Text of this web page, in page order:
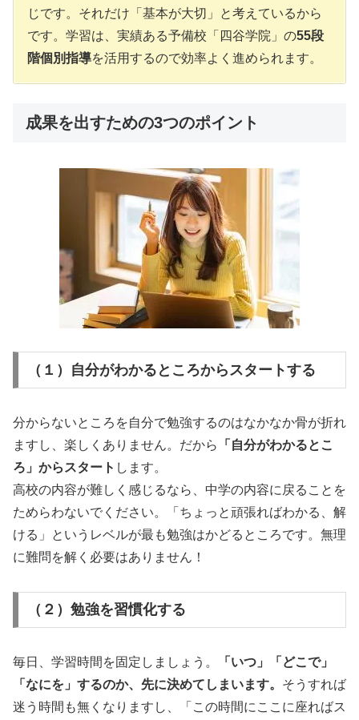
じです。それだけ「基本が大切」と考えているから
です。学習は、実績ある予備校「四谷学院」の55段
階個別指導を活用するので効率よく進められます。
成果を出すための3つのポイント
（１）自分がわかるところからスタートする
分からないところを自分で勉強するのはなかなか骨が折れ
ますし、楽しくありません。だから
「自分がわかるとこ
ろ」からスタート します。
高校の内容が難しく感じるなら、中学の内容に戻ることを
ためらわないでください。「ちょっと頑張ればわかる、解
ける」というレベルが最も勉強はかどるところです。無理
に難問を解く必要はありません！
（２）勉強を習慣化する
毎日、学習時間を固定しましょう。
「いつ」「どこで」
「なにを」するのか、先に決めてしまいます。 そうすれば
迷う時間も無くなりますし、「この時間にここに座ればス